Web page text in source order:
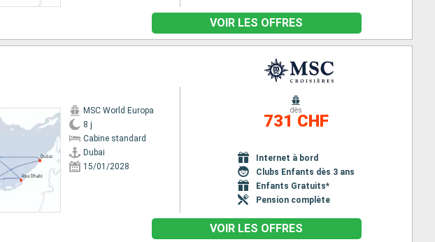
VOIR LES OFFRES
MSC World Europa
8 j
Cabine standard
Dubai
15/01/2028
dès
731 CHF
Internet à bord
Clubs Enfants dès 3 ans
Enfants Gratuits*
Pension complète
VOIR LES OFFRES